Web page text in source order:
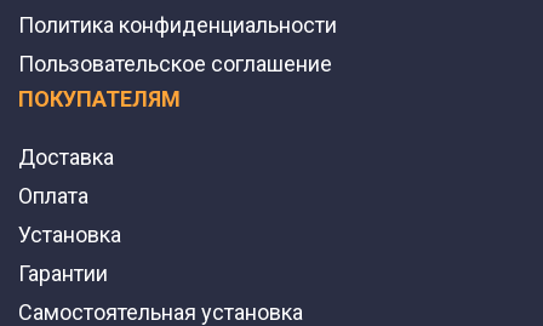
Политика конфиденциальности
Пользовательское соглашение
ПОКУПАТЕЛЯМ
Доставка
Оплата
Установка
Гарантии
Самостоятельная установка